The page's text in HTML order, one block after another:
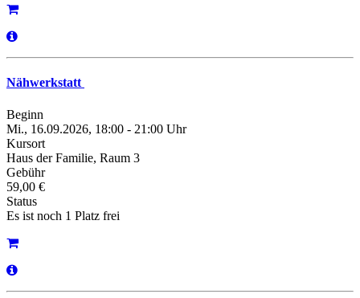
Nähwerkstatt
Beginn
Mi., 16.09.2026, 18:00 - 21:00 Uhr
Kursort
Haus der Familie, Raum 3
Gebühr
59,00 €
Status
Es ist noch 1 Platz frei